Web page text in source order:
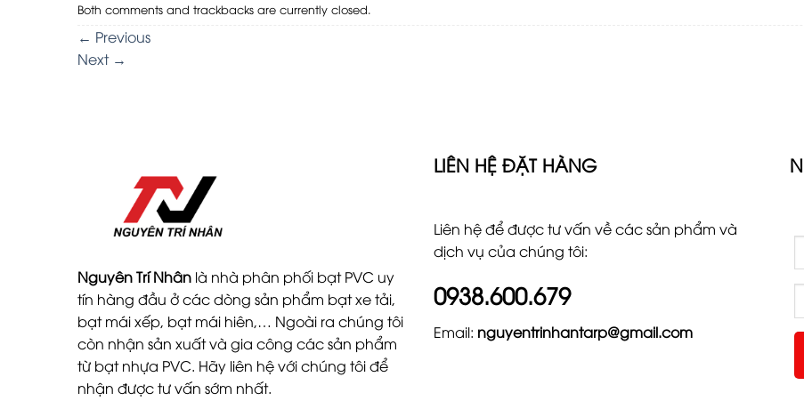
Both comments and trackbacks are currently closed.
← Previous
Next →
Nguyên Trí Nhân là nhà phân phối bạt PVC uy
tín hàng đầu ở các dòng sản phẩm bạt xe tải,
bạt mái xếp, bạt mái hiên,… Ngoài ra chúng tôi
còn nhận sản xuất và gia công các sản phẩm
từ bạt nhựa PVC. Hãy liên hệ với chúng tôi để
nhận được tư vấn sớm nhất.
LIÊN HỆ ĐẶT HÀNG
Liên hệ để được tư vấn về các sản phẩm và
dịch vụ của chúng tôi:
0938.600.679
Email: nguyentrinhantarp@gmail.com